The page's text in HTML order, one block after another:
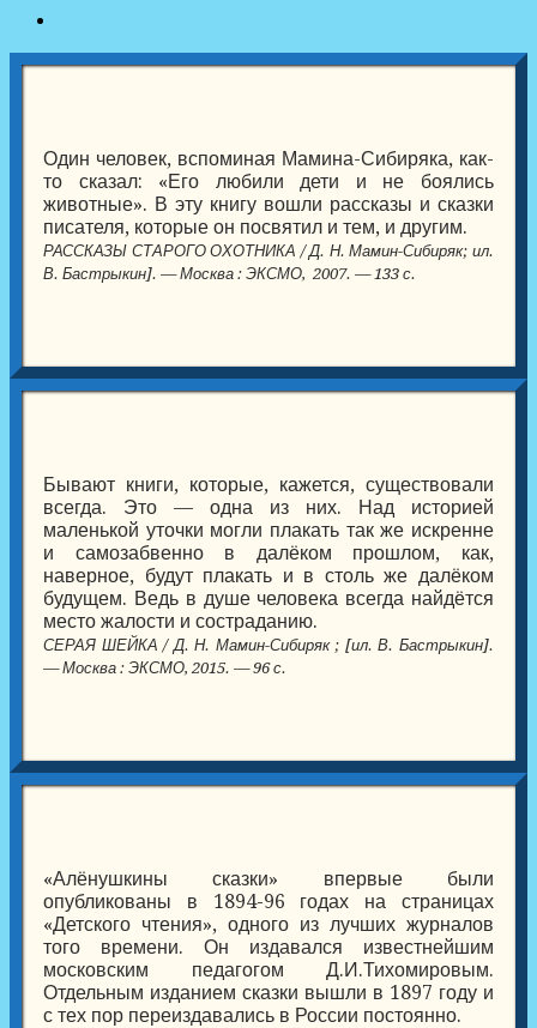
Один человек, вспоминая Мамина-Сибиряка, как-
то сказал: «Его любили дети и не боялись
животные». В эту книгу вошли рассказы и сказки
писателя, которые он посвятил и тем, и другим.
РАССКАЗЫ СТАРОГО ОХОТНИКА / Д. Н. Мамин-Сибиряк; ил.
В. Бастрыкин]. — Москва : ЭКСМО, 2007. — 133 с.
Бывают книги, которые, кажется, существовали
всегда. Это — одна из них. Над историей
маленькой уточки могли плакать так же искренне
и самозабвенно в далёком прошлом, как,
наверное, будут плакать и в столь же далёком
будущем. Ведь в душе человека всегда найдётся
место жалости и состраданию.
СЕРАЯ ШЕЙКА / Д. Н. Мамин-Сибиряк ; [ил. В. Бастрыкин].
— Москва : ЭКСМО, 2015. — 96 с.
«Алёнушкины сказки» впервые были
опубликованы в 1894-96 годах на страницах
«Детского чтения», одного из лучших журналов
того времени. Он издавался известнейшим
московским педагогом Д.И.Тихомировым.
Отдельным изданием сказки вышли в 1897 году и
с тех пор переиздавались в России постоянно.